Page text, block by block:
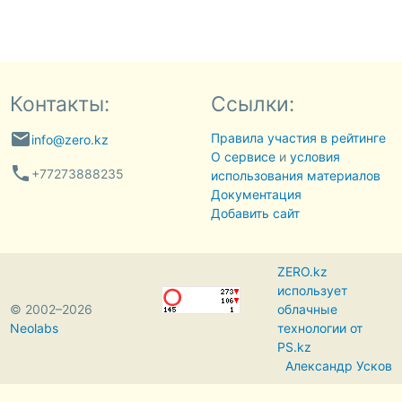
Контакты:
emailinfo@zero.kz
phone +77273888235
Ссылки:
Правила участия в рейтинге
О сервисеи условия
использования материалов
Документация
Добавить сайт
© 2002–2026
Neolabs
ZERO.kz
использует
облачные
технологии от
PS.kz
Александр Усков